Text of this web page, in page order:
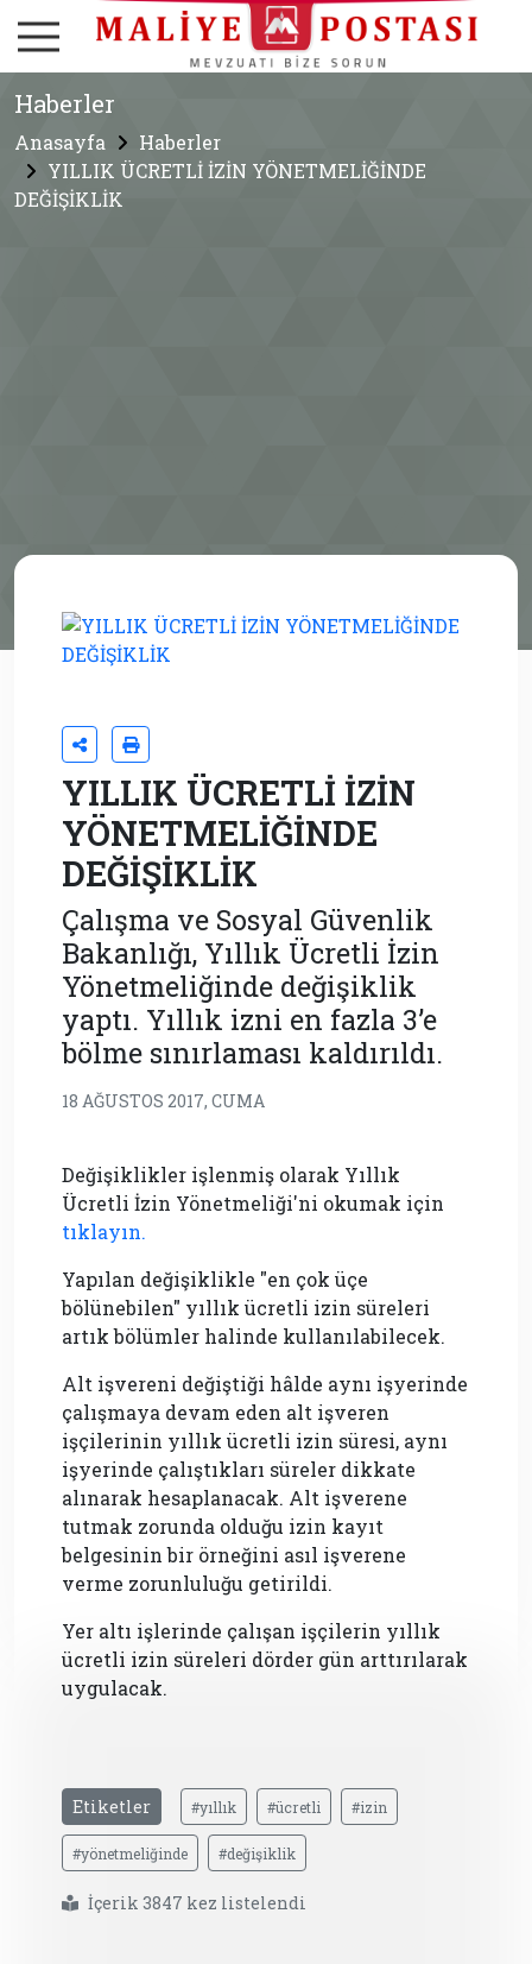
Haberler
Anasayfa
Haberler
YILLIK ÜCRETLİ İZİN YÖNETMELİĞİNDE
DEĞİŞİKLİK
YILLIK ÜCRETLİ İZİN
YÖNETMELİĞİNDE
DEĞİŞİKLİK
Çalışma ve Sosyal Güvenlik
Bakanlığı, Yıllık Ücretli İzin
Yönetmeliğinde değişiklik
yaptı. Yıllık izni en fazla 3’e
bölme sınırlaması kaldırıldı.
18 AĞUSTOS 2017, CUMA
Değişiklikler işlenmiş olarak Yıllık
Ücretli İzin Yönetmeliği'ni okumak için
tıklayın.
Yapılan değişiklikle "en çok üçe
bölünebilen" yıllık ücretli izin süreleri
artık bölümler halinde kullanılabilecek.
Alt işvereni değiştiği hâlde aynı işyerinde
çalışmaya devam eden alt işveren
işçilerinin yıllık ücretli izin süresi, aynı
işyerinde çalıştıkları süreler dikkate
alınarak hesaplanacak. Alt işverene
tutmak zorunda olduğu izin kayıt
belgesinin bir örneğini asıl işverene
verme zorunluluğu getirildi.
Yer altı işlerinde çalışan işçilerin yıllık
ücretli izin süreleri dörder gün arttırılarak
uygulacak.
Etiketler #yıllık #ücretli #izin
#yönetmeliğinde #değişiklik
İçerik 3847 kez listelendi